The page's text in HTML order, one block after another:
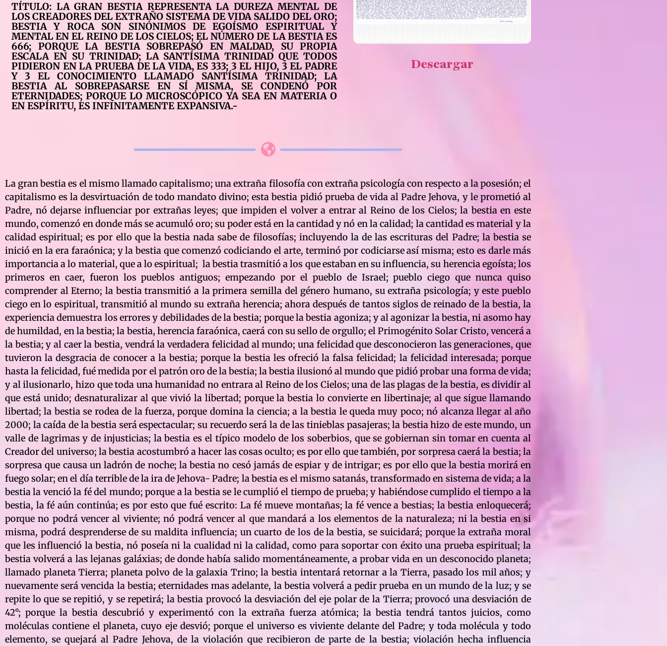
TÍTULO: LA GRAN BESTIA REPRESENTA LA DUREZA MENTAL DE
LOS CREADORES DEL EXTRAÑO SISTEMA DE VIDA SALIDO DEL ORO;
BESTIA Y ROCA SON SINÓNIMOS DE EGOÍSMO ESPIRITUAL Y
MENTAL EN EL REINO DE LOS CIELOS; EL NÚMERO DE LA BESTIA ES
666; PORQUE LA BESTIA SOBREPASÓ EN MALDAD, SU PROPIA
ESCALA EN SU TRINIDAD; LA SANTÍSIMA TRINIDAD QUE TODOS
PIDIERON EN LA PRUEBA DE LA VIDA, ES 333; 3 EL HIJO, 3 EL PADRE
Y 3 EL CONOCIMIENTO LLAMADO SANTÍSIMA TRINIDAD; LA
BESTIA AL SOBREPASARSE EN SÍ MISMA, SE CONDENÓ POR
ETERNIDADES; PORQUE LO MICROSCÓPICO YA SEA EN MATERIA O
EN ESPÍRITU, ES INFINITAMENTE EXPANSIVA.-
Descargar
La gran bestia es el mismo llamado capitalismo; una extraña filosofía con extraña psicología con respecto a la posesión; el
capitalismo es la desvirtuación de todo mandato divino; esta bestia pidió prueba de vida al Padre Jehova, y le prometió al
Padre, nó dejarse influenciar por extrañas leyes; que impiden el volver a entrar al Reino de los Cielos; la bestia en este
mundo, comenzó en donde más se acumuló oro; su poder está en la cantidad y nó en la calidad; la cantidad es material y la
calidad espiritual; es por ello que la bestia nada sabe de filosofías; incluyendo la de las escrituras del Padre; la bestia se
inició en la era faraónica; y la bestia que comenzó codiciando el arte, terminó por codiciarse así misma; esto es darle más
importancia a lo material, que a lo espiritual; la bestia trasmitió a los que estaban en su influencia, su herencia egoísta; los
primeros en caer, fueron los pueblos antiguos; empezando por el pueblo de Israel; pueblo ciego que nunca quiso
comprender al Eterno; la bestia transmitió a la primera semilla del género humano, su extraña psicología; y este pueblo
ciego en lo espiritual, transmitió al mundo su extraña herencia; ahora después de tantos siglos de reinado de la bestia, la
experiencia demuestra los errores y debilidades de la bestia; porque la bestia agoniza; y al agonizar la bestia, ni asomo hay
de humildad, en la bestia; la bestia, herencia faraónica, caerá con su sello de orgullo; el Primogénito Solar Cristo, vencerá a
la bestia; y al caer la bestia, vendrá la verdadera felicidad al mundo; una felicidad que desconocieron las generaciones, que
tuvieron la desgracia de conocer a la bestia; porque la bestia les ofreció la falsa felicidad; la felicidad interesada; porque
hasta la felicidad, fué medida por el patrón oro de la bestia; la bestia ilusionó al mundo que pidió probar una forma de vida;
y al ilusionarlo, hizo que toda una humanidad no entrara al Reino de los Cielos; una de las plagas de la bestia, es dividir al
que está unido; desnaturalizar al que vivió la libertad; porque la bestia lo convierte en libertinaje; al que sigue llamando
libertad; la bestia se rodea de la fuerza, porque domina la ciencia; a la bestia le queda muy poco; nó alcanza llegar al año
2000; la caída de la bestia será espectacular; su recuerdo será la de las tinieblas pasajeras; la bestia hizo de este mundo, un
valle de lagrimas y de injusticias; la bestia es el típico modelo de los soberbios, que se gobiernan sin tomar en cuenta al
Creador del universo; la bestia acostumbró a hacer las cosas oculto; es por ello que también, por sorpresa caerá la bestia; la
sorpresa que causa un ladrón de noche; la bestia no cesó jamás de espiar y de intrigar; es por ello que la bestia morirá en
fuego solar; en el día terrible de la ira de Jehova- Padre; la bestia es el mismo satanás, transformado en sistema de vida; a la
bestia la venció la fé del mundo; porque a la bestia se le cumplió el tiempo de prueba; y habiéndose cumplido el tiempo a la
bestia, la fé aún continúa; es por esto que fué escrito: La fé mueve montañas; la fé vence a bestias; la bestia enloquecerá;
porque no podrá vencer al viviente; nó podrá vencer al que mandará a los elementos de la naturaleza; ni la bestia en si
misma, podrá desprenderse de su maldita influencia; un cuarto de los de la bestia, se suicidará; porque la extraña moral
que les influenció la bestia, nó poseía ni la cualidad ni la calidad, como para soportar con éxito una prueba espiritual; la
bestia volverá a las lejanas galáxias; de donde había salido momentáneamente, a probar vida en un desconocido planeta;
llamado planeta Tierra; planeta polvo de la galaxia Trino; la bestia intentará retornar a la Tierra, pasado los mil años; y
nuevamente será vencida la bestia; eternidades mas adelante, la bestia volverá a pedir prueba en un mundo de la luz; y se
repite lo que se repitió, y se repetirá; la bestia provocó la desviación del eje polar de la Tierra; provocó una desviación de
42°; porque la bestia descubrió y experimentó con la extraña fuerza atómica; la bestia tendrá tantos juicios, como
moléculas contiene el planeta, cuyo eje desvió; porque el universo es viviente delante del Padre; y toda molécula y todo
elemento, se quejará al Padre Jehova, de la violación que recibieron de parte de la bestia; violación hecha influencia